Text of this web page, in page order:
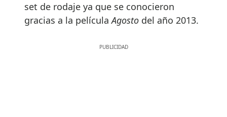
set de rodaje ya que se conocieron
gracias a la películaAgosto del año 2013.